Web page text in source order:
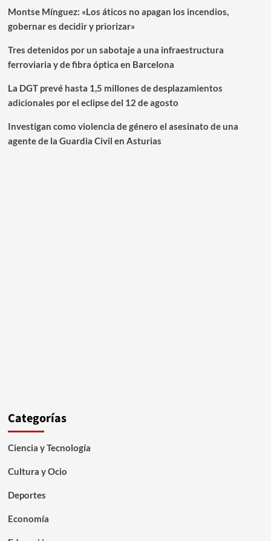
Montse Mínguez: «Los áticos no apagan los incendios,
gobernar es decidir y priorizar»
Tres detenidos por un sabotaje a una infraestructura
ferroviaria y de fibra óptica en Barcelona
La DGT prevé hasta 1,5 millones de desplazamientos
adicionales por el eclipse del 12 de agosto
Investigan como violencia de género el asesinato de una
agente de la Guardia Civil en Asturias
Categorías
Ciencia y Tecnología
Cultura y Ocio
Deportes
Economía